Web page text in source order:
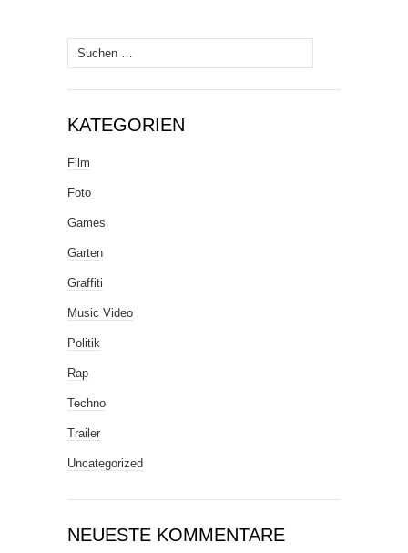
Suche
nach:
KATEGORIEN
Film
Foto
Games
Garten
Graffiti
Music Video
Politik
Rap
Techno
Trailer
Uncategorized
NEUESTE KOMMENTARE